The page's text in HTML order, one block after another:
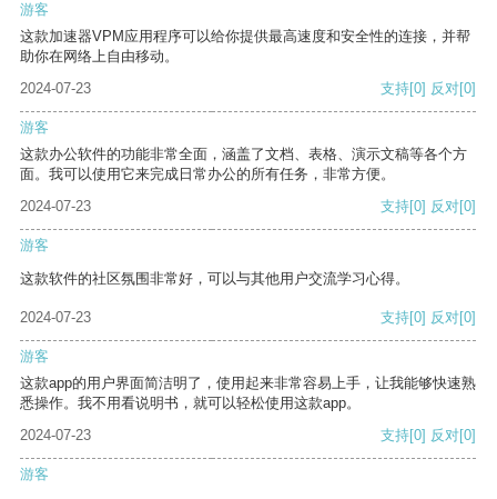
游客
这款加速器VPM应用程序可以给你提供最高速度和安全性的连接，并帮
助你在网络上自由移动。
2024-07-23
支持[0] 反对[0]
游客
这款办公软件的功能非常全面，涵盖了文档、表格、演示文稿等各个方
面。我可以使用它来完成日常办公的所有任务，非常方便。
2024-07-23
支持[0] 反对[0]
游客
这款软件的社区氛围非常好，可以与其他用户交流学习心得。
2024-07-23 支持[0] 反对[0]
游客
这款app的用户界面简洁明了，使用起来非常容易上手，让我能够快速熟
悉操作。我不用看说明书，就可以轻松使用这款app。
2024-07-23
支持[0] 反对[0]
游客